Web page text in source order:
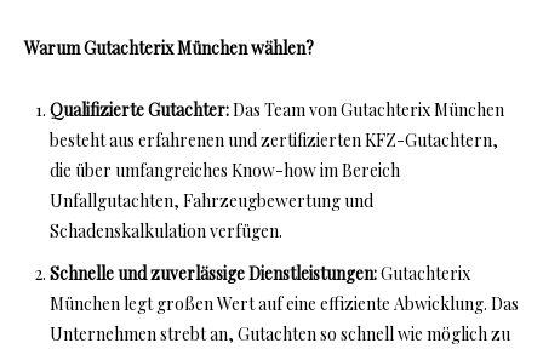
Warum Gutachterix München wählen?
Qualifizierte Gutachter:Das Team von Gutachterix München
besteht aus erfahrenen und zertifizierten KFZ-Gutachtern,
die über umfangreiches Know-how im Bereich
Unfallgutachten, Fahrzeugbewertung und
Schadenskalkulation verfügen.
Schnelle und zuverlässige Dienstleistungen:Gutachterix
München legt großen Wert auf eine effiziente Abwicklung. Das
Unternehmen strebt an, Gutachten so schnell wie möglich zu